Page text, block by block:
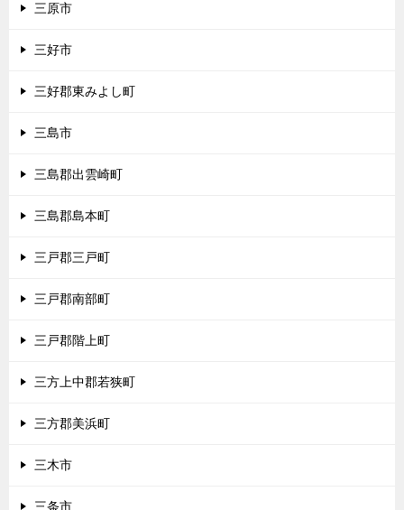
三原市
三好市
三好郡東みよし町
三島市
三島郡出雲崎町
三島郡島本町
三戸郡三戸町
三戸郡南部町
三戸郡階上町
三方上中郡若狭町
三方郡美浜町
三木市
三条市